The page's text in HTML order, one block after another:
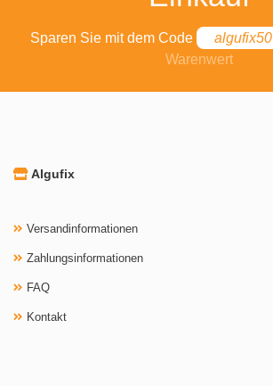
Sparen Sie mit dem Code algufix50
Warenwert
Algufix
Versandinformationen
Zahlungsinformationen
FAQ
Kontakt